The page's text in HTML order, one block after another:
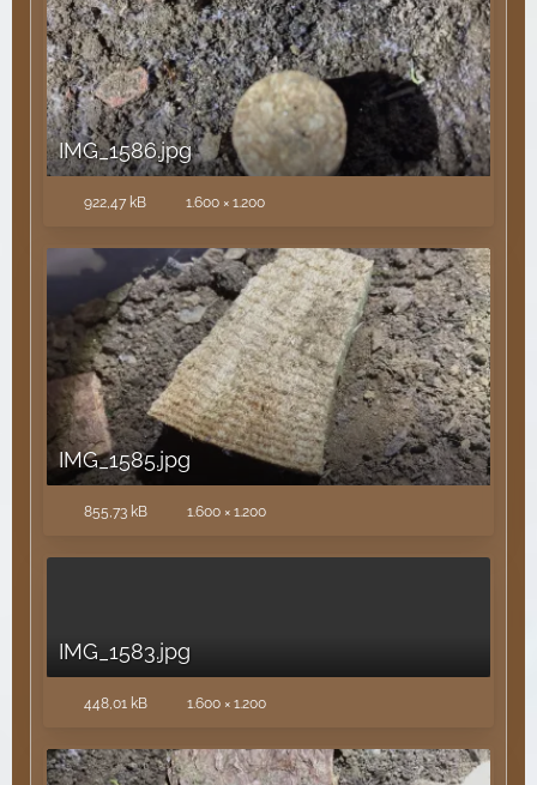
IMG_1586.jpg
922,47 kB 1.600 × 1.200
IMG_1585.jpg
855,73 kB 1.600 × 1.200
IMG_1583.jpg
448,01 kB 1.600 × 1.200